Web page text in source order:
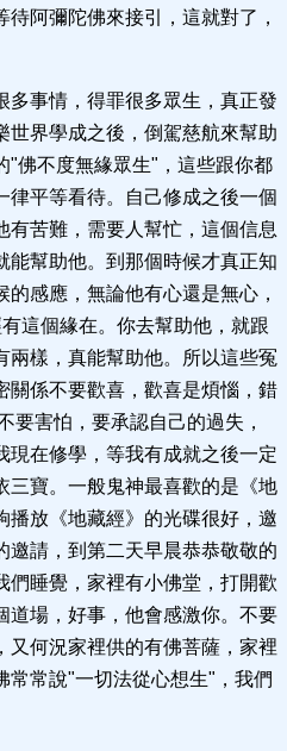
阿彌陀佛來接引，這就對了，
多事情，得罪很多眾生，真正發
世界學成之後，倒駕慈航來幫助
"佛不度無緣眾生"，這些跟你都
律平等看待。自己修成之後一個
有苦難，需要人幫忙，這個信息
能幫助他。到那個時候才真正知
感應，無論他有心還是無心，
這個緣在。你去幫助他，就跟
兩樣，真能幫助他。所以這些冤
關係不要歡喜，歡喜是煩惱，錯
要害怕，要承認自己的過失，
現在修學，等我有成就之後一定
三寶。一般鬼神最喜歡的是《地
播放《地藏經》的光碟很好，邀
邀請，到第二天早晨恭恭敬敬的
們睡覺，家裡有小佛堂，打開歡
道場，好事，他會感激你。不要
又何況家裡供的有佛菩薩，家裡
常常說"一切法從心想生"，我們